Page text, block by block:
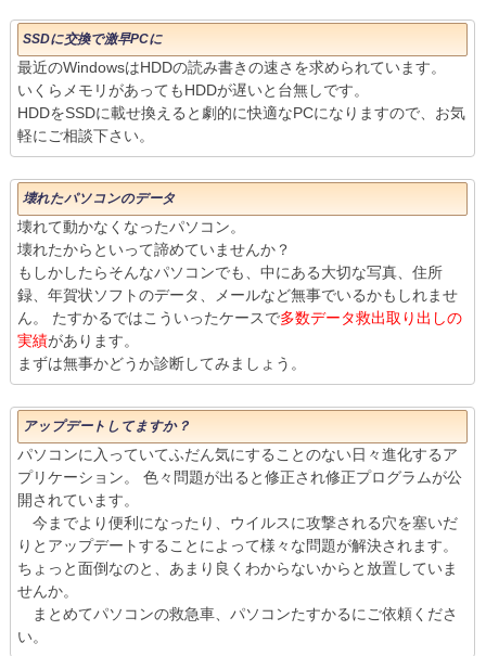
SSDに交換で激早PCに
最近のWindowsはHDDの読み書きの速さを求められています。
いくらメモリがあってもHDDが遅いと台無しです。
HDDをSSDに載せ換えると劇的に快適なPCになりますので、お気
軽にご相談下さい。
壊れたパソコンのデータ
壊れて動かなくなったパソコン。
壊れたからといって諦めていませんか？
もしかしたらそんなパソコンでも、中にある大切な写真、住所
録、年賀状ソフトのデータ、メールなど無事でいるかもしれませ
ん。 たすかるではこういったケースで多数データ救出取り出しの
実績があります。
まずは無事かどうか診断してみましょう。
アップデートしてますか？
パソコンに入っていてふだん気にすることのない日々進化するア
プリケーション。 色々問題が出ると修正され修正プログラムが公
開されています。
今までより便利になったり、ウイルスに攻撃される穴を塞いだ
りとアップデートすることによって様々な問題が解決されます。
ちょっと面倒なのと、あまり良くわからないからと放置していま
せんか。
まとめてパソコンの救急車、パソコンたすかるにご依頼くださ
い。